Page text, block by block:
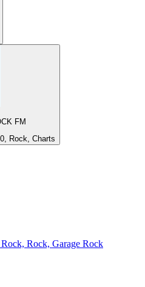
FM
Rock, Charts
Rock, Garage Rock